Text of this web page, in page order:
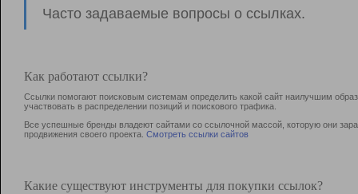
Часто задаваемые вопросы о ссылках.
Как работают ссылки?
Ссылки помогают поисковым системам определить какой сайт наилучшим
участвовать в раcпределении позиций и поискового трафика.
Все успешные бренды владеют сайтами со ссылочной массой, которую они
продвижения своего проекта. Смотреть ссылки сайтов
Какие существуют инструменты для покупки ссылок?